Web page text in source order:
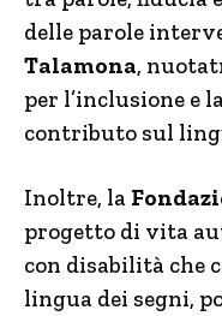
delle parole
Talamona,
per l’inclusione e
contributo sul
Inoltre, la
progetto di vita
con disabilità che
lingua dei segni,